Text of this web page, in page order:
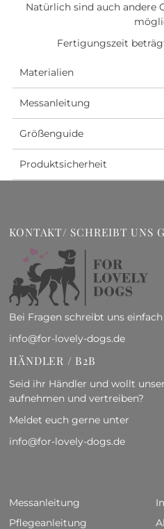
Natürlich sind auch andere
Fertigungszeit
Materialien
Messanleitung
Größenguide
Produktsicherheit
KONTAKT/ SCHREIBT UNS
Bei Fragen schreibt uns einfach
info@for-lovely-dogs.de
HÄNDLER / B2B
Seid ihr Händler und wollt
aufnehmen und vertreiben?
Meldet euch gerne unter
info@for-lovely-dogs.de
Messanleitung
Pflegeanleitung